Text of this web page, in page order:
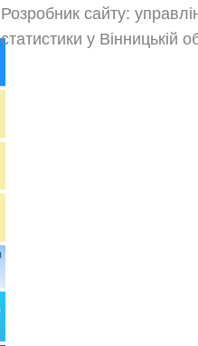
Розробник сайту:
статистики у Вінницькій